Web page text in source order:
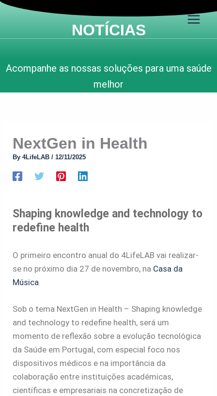
Skip
NOTÍCIAS
Acompanhe as nossas soluções para uma saúde
melhor
NextGen in Health
By4LifeLAB/12/11/2025
Shaping knowledge and technology to
redefine health
O primeiro encontro anual do 4LifeLAB vai realizar-
se no próximo dia 27 de novembro, na Casa da
Música.
Sob o tema NextGen in Health – Shaping knowledge
and technology to redefine health, será um
momento de reflexão sobre a evolução tecnológica
da Saúde em Portugal, com especial foco nos
dispositivos médicos e na importância da
colaboração entre instituições académicas,
científicas e empresariais na concretização de
s
q
a
r